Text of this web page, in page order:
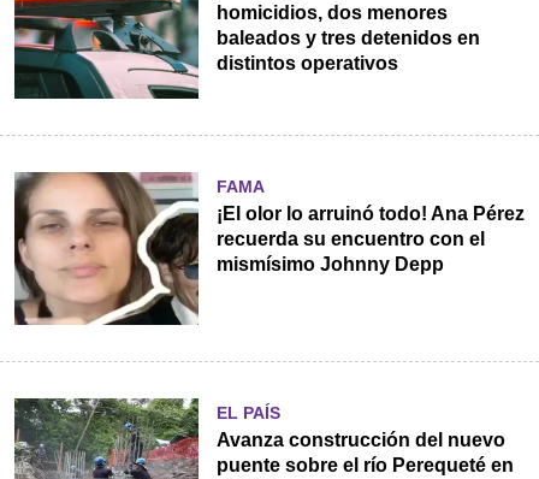
homicidios, dos menores
baleados y tres detenidos en
distintos operativos
FAMA
¡El olor lo arruinó todo! Ana Pérez
recuerda su encuentro con el
mismísimo Johnny Depp
EL PAÍS
Avanza construcción del nuevo
puente sobre el río Perequeté en